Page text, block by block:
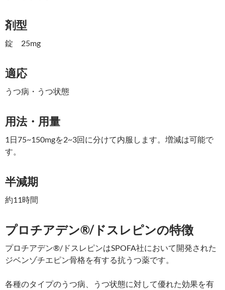
剤型
錠 25mg
適応
うつ病・うつ状態
用法・用量
1日75~150mgを2~3回に分けて内服します。増減は可能で
す。
半減期
約11時間
プロチアデン®/ドスレピンの特徴
プロチアデン®/ドスレピンはSPOFA社において開発された
ジベンゾチエピン骨格を有する抗うつ薬です。
各種のタイプのうつ病、うつ状態に対して優れた効果を有